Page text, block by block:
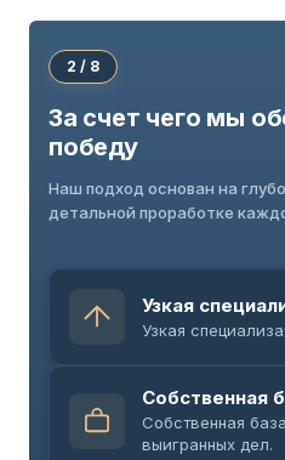
2 / 8
За счет чего мы
победу
Наш подход основан на
детальной проработке
Узкая
Узкая
Собственная
Собственная
выигранных дел.